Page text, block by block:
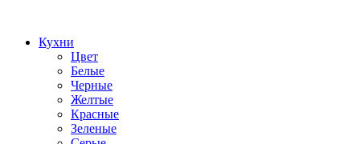
Кухни
Цвет
Белые
Черные
Желтые
Красные
Зеленые